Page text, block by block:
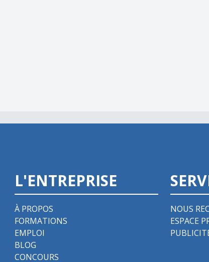
L'ENTREPRISE
À PROPOS
FORMATIONS
EMPLOI
BLOG
CONCOURS
NOUS
ESPACE